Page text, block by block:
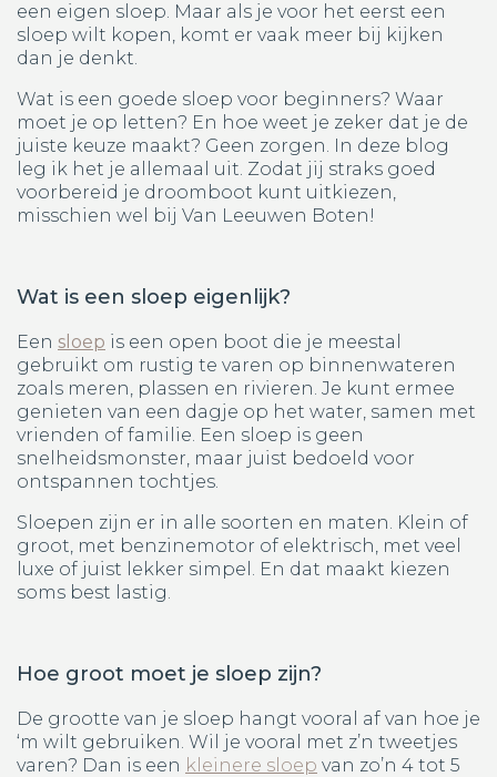
een eigen sloep. Maar als je voor het eerst een
sloep wilt kopen, komt er vaak meer bij kijken
dan je denkt.
Wat is een goede sloep voor beginners? Waar
moet je op letten? En hoe weet je zeker dat je de
juiste keuze maakt? Geen zorgen. In deze blog
leg ik het je allemaal uit. Zodat jij straks goed
voorbereid je droomboot kunt uitkiezen,
misschien wel bij Van Leeuwen Boten!
Wat is een sloep eigenlijk?
Een sloep is een open boot die je meestal
gebruikt om rustig te varen op binnenwateren
zoals meren, plassen en rivieren. Je kunt ermee
genieten van een dagje op het water, samen met
vrienden of familie. Een sloep is geen
snelheidsmonster, maar juist bedoeld voor
ontspannen tochtjes.
Sloepen zijn er in alle soorten en maten. Klein of
groot, met benzinemotor of elektrisch, met veel
luxe of juist lekker simpel. En dat maakt kiezen
soms best lastig.
Hoe groot moet je sloep zijn?
De grootte van je sloep hangt vooral af van hoe je
‘m wilt gebruiken. Wil je vooral met z’n tweetjes
varen? Dan is een kleinere sloep van zo’n 4 tot 5